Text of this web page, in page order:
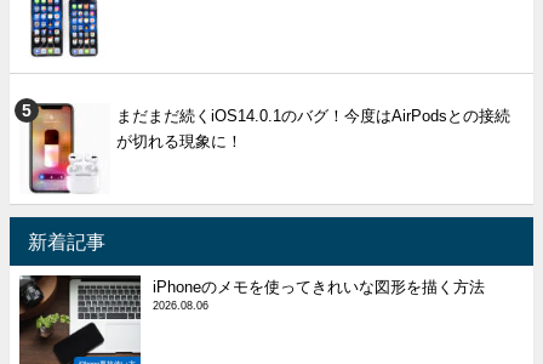
まだまだ続くiOS14.0.1のバグ！今度はAirPodsとの接続
が切れる現象に！
新着記事
iPhoneのメモを使ってきれいな図形を描く方法
2026.08.06